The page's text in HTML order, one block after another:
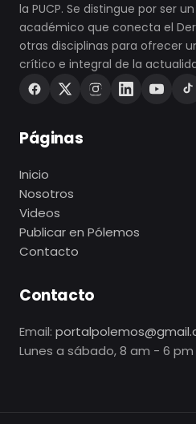
la PUCP. Se distingue por ser
académico que conecta el
otras disciplinas para ofrecer
crítico e integral de la
Páginas
Inicio
Nosotros
Videos
Publicar en Pólemos
Contacto
Contacto
Email:
Lunes a sábado, 8 am - 6 pm